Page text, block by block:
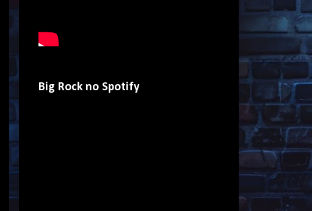
Big Rock no Spotify